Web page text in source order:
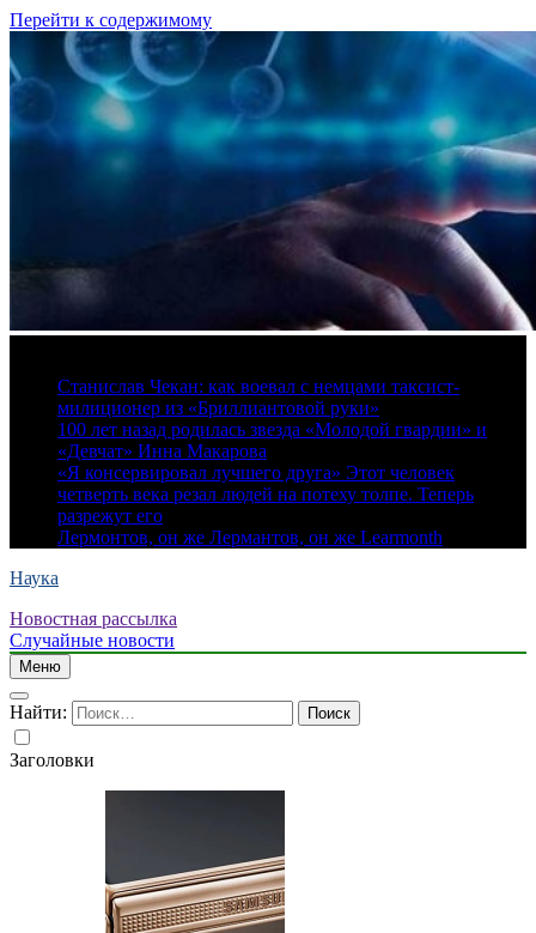
Перейти к содержимому
Станислав Чекан: как воевал с немцами таксист-
милиционер из «Бриллиантовой руки»
100 лет назад родилась звезда «Молодой гвардии» и
«Девчат» Инна Макарова
«Я консервировал лучшего друга» Этот человек
четверть века резал людей на потеху толпе. Теперь
разрежут его
Лермонтов, он же Лермантов, он же Learmonth
Наука
Новостная рассылка
Случайные новости
Меню
Найти:
Заголовки